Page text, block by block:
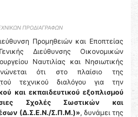
ΠΡΟΔΙΑΓΡΑΦΩΝ
Προμηθειών και Εποπτείας
Διεύθυνσης Οικονομικών
Ναυτιλίας και Νησιωτικής
ότι στο πλαίσιο της
τεχνικού διαλόγου για την
και εκπαιδευτικού εξοπλισμού
Σχολές Σωστικών και
(Δ.Σ.Ε.Ν./Σ.Π.Μ.)», δυνάμει της